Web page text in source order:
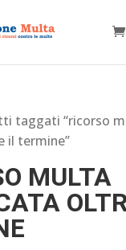
taggati “ricorso
il termine”
MULTA